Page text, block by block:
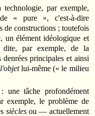
par exemple,
« pure », c'est-à-dire
de constructions ; toutefois
un élément idéologique et
par exemple, de la
denrées principales et ainsi
l'objetlui-même (« le milieu
tâche profondément
exemple, le problème de
sièclesou — actuellement